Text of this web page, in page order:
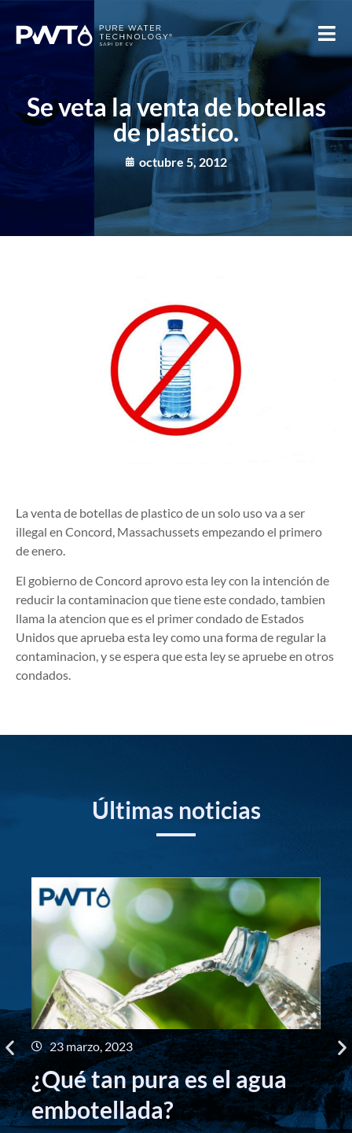
Se veta la venta de botellas
de plastico.
octubre 5, 2012
La venta de botellas de plastico de un solo uso va a ser
illegal en Concord, Massachussets empezando el primero
de enero.
El gobierno de Concord aprovo esta ley con la intención de
reducir la contaminacion que tiene este condado, tambien
llama la atencion que es el primer condado de Estados
Unidos que aprueba esta ley como una forma de regular la
contaminacion, y se espera que esta ley se apruebe en otros
condados.
Últimas noticias
23 marzo, 2023
¿Qué tan pura es el agua
embotellada?